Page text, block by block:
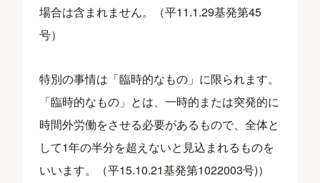
場合は含まれません。（平11.1.29基発第45
号）
特別の事情は「臨時的なもの」に限られます。
「臨時的なもの」とは、一時的または突発的に
時間外労働をさせる必要があるもので、全体と
して1年の半分を超えないと見込まれるものを
いいます。（平15.10.21基発第1022003号)）